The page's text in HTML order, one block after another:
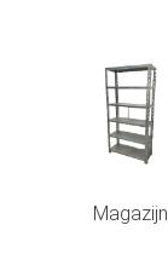
Magazijn